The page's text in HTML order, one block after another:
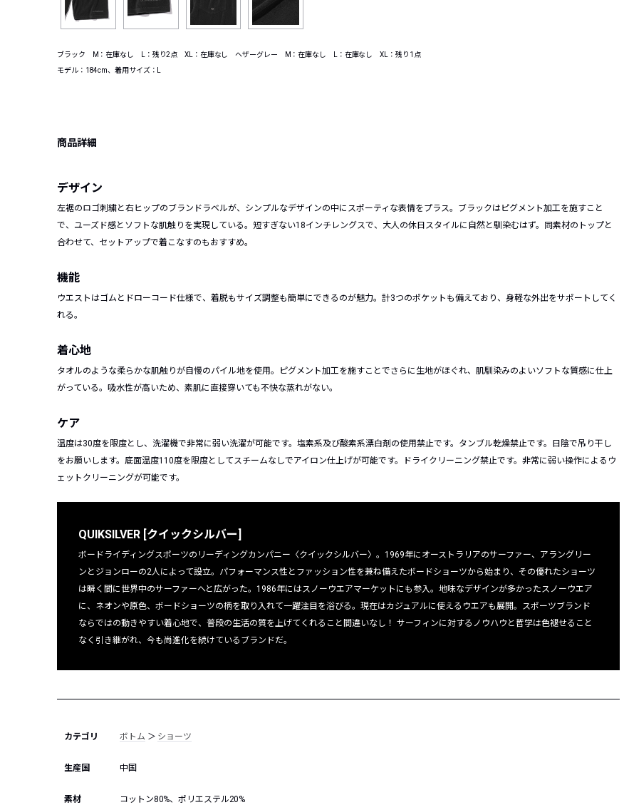
ブラック M：在庫なし L：残り2点 XL：在庫なし ヘザーグレー M：在庫なし L：在庫なし XL：残り1点
モデル：184cm、着用サイズ：L
商品詳細
デザイン
左裾のロゴ刺繍と右ヒップのブランドラベルが、シンプルなデザインの中にスポーティな表情をプラス。ブラックはピグメント加工を施すこと
で、ユーズド感とソフトな肌触りを実現している。短すぎない18インチレングスで、大人の休日スタイルに自然と馴染むはず。同素材のトップと
合わせて、セットアップで着こなすのもおすすめ。
機能
ウエストはゴムとドローコード仕様で、着脱もサイズ調整も簡単にできるのが魅力。計3つのポケットも備えており、身軽な外出をサポートしてく
れる。
着心地
タオルのような柔らかな肌触りが自慢のパイル地を使用。ピグメント加工を施すことでさらに生地がほぐれ、肌馴染みのよいソフトな質感に仕上
がっている。吸水性が高いため、素肌に直接穿いても不快な蒸れがない。
ケア
温度は30度を限度とし、洗濯機で非常に弱い洗濯が可能です。塩素系及び酸素系漂白剤の使用禁止です。タンブル乾燥禁止です。日陰で吊り干し
をお願いします。底面温度110度を限度としてスチームなしでアイロン仕上げが可能です。ドライクリーニング禁止です。非常に弱い操作によるウ
ェットクリーニングが可能です。
QUIKSILVER [クイックシルバー]
ボードライディングスポーツのリーディングカンパニー〈クイックシルバー〉。1969年にオーストラリアのサーファー、アラングリー
ンとジョンローの2人によって設立。パフォーマンス性とファッション性を兼ね備えたボードショーツから始まり、その優れたショーツ
は瞬く間に世界中のサーファーへと広がった。1986年にはスノーウエアマーケットにも参入。地味なデザインが多かったスノーウエア
に、ネオンや原色、ボードショーツの柄を取り入れて一躍注目を浴びる。現在はカジュアルに使えるウエアも展開。スポーツブランド
ならではの動きやすい着心地で、普段の生活の質を上げてくれること間違いなし！ サーフィンに対するノウハウと哲学は色褪せること
なく引き継がれ、今も尚進化を続けているブランドだ。
カテゴリ ボトム ＞ ショーツ
生産国 中国
素材 コットン80%、ポリエステル20%